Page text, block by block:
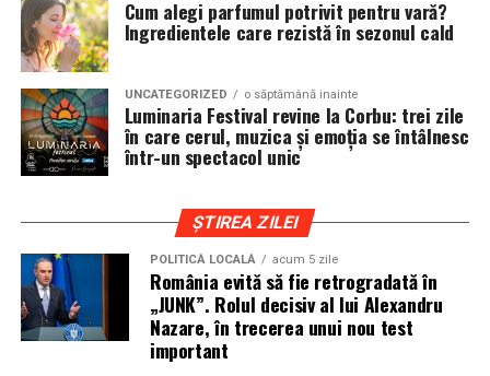
radical acest domeniu esential pentru societate.
Cum alegi parfumul potrivit pentru vară?
Ingredientele care rezistă în sezonul cald
UNCATEGORIZED o săptămână inainte
Luminaria Festival revine la Corbu: trei zile
în care cerul, muzica și emoția se întâlnesc
într-un spectacol unic
ȘTIREA ZILEI
POLITICĂ LOCALĂ acum 5 zile
România evită să fie retrogradată în
„JUNK”. Rolul decisiv al lui Alexandru
Nazare, în trecerea unui nou test
important